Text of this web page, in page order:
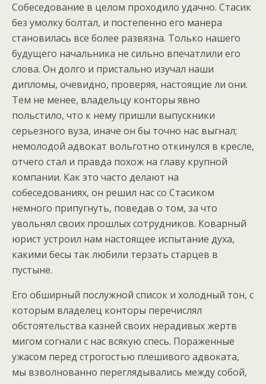
Собеседование в целом проходило удачно. Стасик
без умолку болтал, и постепенно его манера
становилась все более развязна. Только нашего
будущего начальника не сильно впечатлили его
слова. Он долго и пристально изучал наши
дипломы, очевидно, проверяя, настоящие ли они.
Тем не менее, владельцу конторы явно
польстило, что к нему пришли выпускники
серьезного вуза, иначе он бы точно нас выгнал;
немолодой адвокат вольготно откинулся в кресле,
отчего стал и правда похож на главу крупной
компании. Как это часто делают на
собеседованиях, он решил нас со Стасиком
немного припугнуть, поведав о том, за что
увольнял своих прошлых сотрудников. Коварный
юрист устроил нам настоящее испытание духа,
какими бесы так любили терзать старцев в
пустыне.
Его обширный послужной список и холодный тон, с
которым владелец конторы перечислял
обстоятельства казней своих нерадивых жертв
мигом согнали с нас всякую спесь. Пораженные
ужасом перед строгостью плешивого адвоката,
мы взволнованно переглядывались между собой,